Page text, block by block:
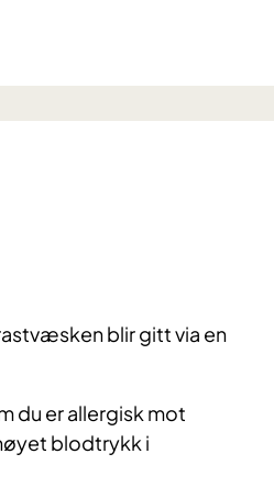
blir gitt via en
du er allergisk mot
blodtrykk i